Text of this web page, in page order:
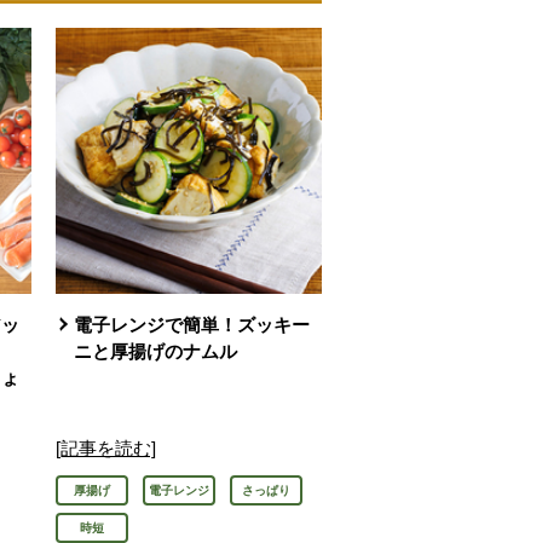
電子レンジで簡単！ズッキー
ニと厚揚げのナムル
[記事を読む]
厚揚げ 電子レンジ さっぱり
時短